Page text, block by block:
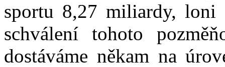
sportu 8,27 miliardy,
schválení tohoto
dostáváme někam na